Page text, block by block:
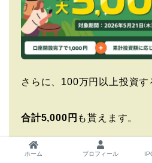
さらに、100万円以上投資
合計5,000円 も貰えます。
是非このお得な期間に
ホーム プロフィール